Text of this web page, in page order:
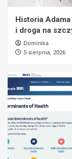
Historia Adama
i droga na
Dominika
5 sierpnia, 2026